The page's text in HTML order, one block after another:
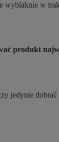
w
produkt
jedynie